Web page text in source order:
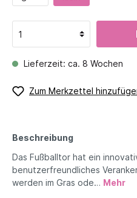
Lieferzeit: ca. 8 Wochen
Zum Merkzettel
Beschreibung
Das Fußballtor hat ein
benutzerfreundliches
werden im Gras ode… Mehr